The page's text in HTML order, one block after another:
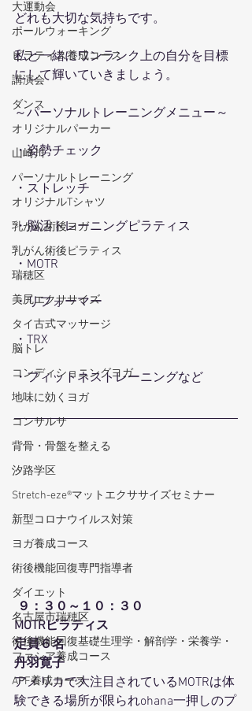
大運動会
ポールウォーキング
ピラティス養成コース
講演会
ダンス
オリジナルパーカー
山崎川
パーソナルトレーニング
オリジナルTシャツ
乳がん術後ヨガ
乳がん術後ピラティス
瑞穂区
美尻エクササイズ
タイ古式マッサージ
脳トレ
コンディショニングヨガ
地味に効くヨガ
コンサルサ
背骨・骨盤を整える
汐路学区
Stretch-eze®マットエクササイズセミナー
新型コロナウイルス対策
ヨガ養成コース
術後機能回復専門指導者
ダイエット
名古屋市瑞穂区
術後機能回復基礎生理学・解剖学・栄養学・
ファシア養成コース
APF養成コース
どれも大切な気持ちです。
私と一緒にワンランク上の自分を目標
にして輝いていきましょう。
～パーソナルトレーニングメニュー～
・姿勢チェック
・ストレッチ
・脳活トレーニングピラティス
・MOTR
・リフォーマー
・TRX
・フィットネストレーニングなど
９：３０～１０：３０
MOTRピラティス
定員６名
丹羽寛子
アメリカで大注目されているMOTRは体
験できる場所が限られohana一押しのプ